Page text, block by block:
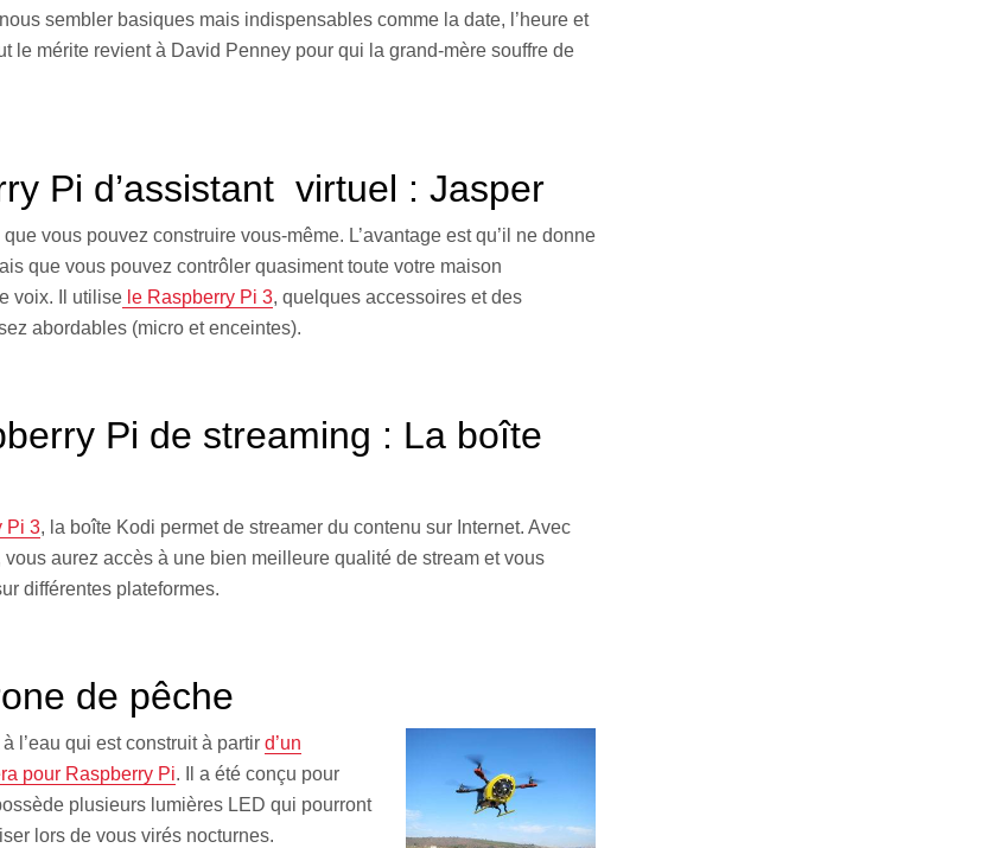
sembler basiques mais indispensables comme la date, l’heure et
le mérite revient à David Penney pour qui la grand-mère souffre de
Pi d’assistant virtuel : Jasper
vous pouvez construire vous-même. L’avantage est qu’il ne donne
que vous pouvez contrôler quasiment toute votre maison
voix. Il utilise le Raspberry Pi 3, quelques accessoires et des
abordables (micro et enceintes).
Pi de streaming : La boîte
Pi 3, la boîte Kodi permet de streamer du contenu sur Internet. Avec
aurez accès à une bien meilleure qualité de stream et vous
différentes plateformes.
de pêche
l’eau qui est construit à partir d’un
pour Raspberry Pi. Il a été conçu pour
plusieurs lumières LED qui pourront
lors de vous virés nocturnes.